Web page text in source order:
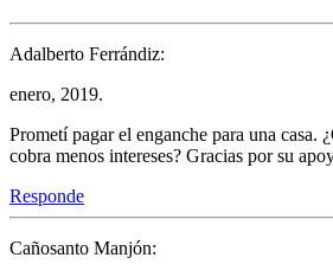
Adalberto Ferrándiz:
enero, 2019.
Prometí pagar el enganche para una casa.
cobra menos intereses? Gracias por su
Responde
Cañosanto Manjón: